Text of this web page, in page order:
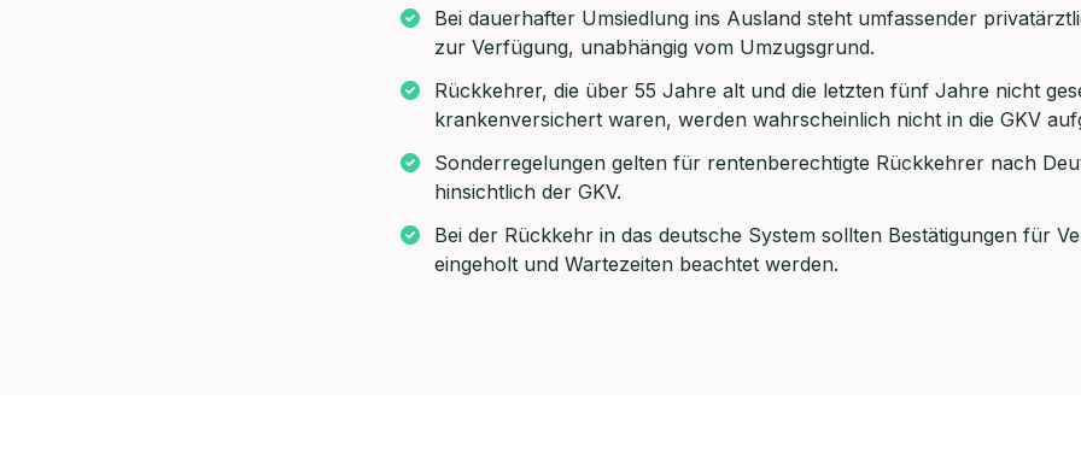
Bei dauerhafter Umsiedlung ins Ausland steht umfassender
zur Verfügung, unabhängig vom Umzugsgrund.
Rückkehrer, die über 55 Jahre alt und die letzten fünf Jahre nicht
krankenversichert waren, werden wahrscheinlich nicht in die GKV
Sonderregelungen gelten für rentenberechtigte Rückkehrer nach
hinsichtlich der GKV.
Bei der Rückkehr in das deutsche System sollten Bestätigungen für
eingeholt und Wartezeiten beachtet werden.
Beratungsgespräch mit Christian
Bulik sichern 🤝
Wir beraten dich Montag bis Freitag von 8 bis 18 Uhr
Dauer: ca. 30 Minuten
Kostenfrei & unverbindlich